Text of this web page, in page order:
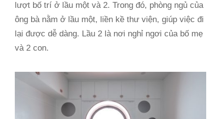
lượt bố trí ở lầu một và 2. Trong đó, phòng ngủ của
ông bà nằm ở lầu một, liền kề thư viện, giúp việc đi
lại được dễ dàng. Lầu 2 là nơi nghỉ ngơi của bố mẹ
và 2 con.